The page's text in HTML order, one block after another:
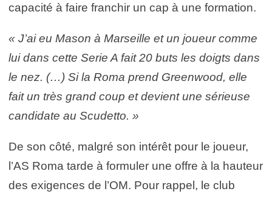
capacité à faire franchir un cap à une formation.
« J’ai eu Mason à Marseille et un joueur comme
lui dans cette Serie A fait 20 buts les doigts dans
le nez. (…) Si la Roma prend Greenwood, elle
fait un très grand coup et devient une sérieuse
candidate au Scudetto. »
De son côté, malgré son intérêt pour le joueur,
l’AS Roma tarde à formuler une offre à la hauteur
des exigences de l’OM. Pour rappel, le club